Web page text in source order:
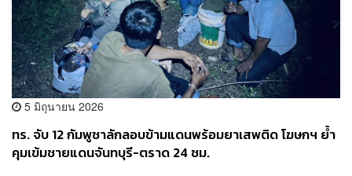
5 มิถุนายน 2026
ทร. จับ 12 กัมพูชาลักลอบข้ามแดนพร้อมยาเสพติด โฆษกฯ ย้ำ
คุมเข้มชายแดนจันทบุรี-ตราด 24 ชม.